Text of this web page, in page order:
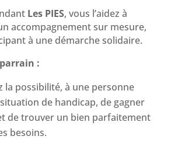
Les PIES, vous l’aidez à
accompagnement sur mesure,
à une démarche solidaire.
:
la possibilité, à une personne
de handicap, de gagner
de trouver un bien parfaitement
besoins.